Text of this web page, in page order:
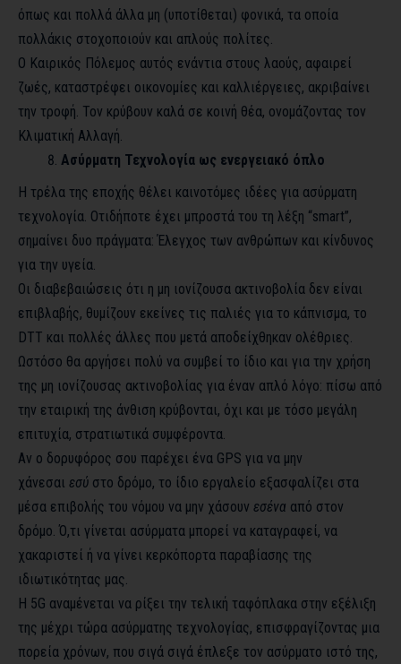
όπως και πολλά άλλα μη (υποτίθεται) φονικά, τα οποία
πολλάκις στοχοποιούν και απλούς πολίτες.
Ο Καιρικός Πόλεμος αυτός ενάντια στους λαούς, αφαιρεί
ζωές, καταστρέφει οικονομίες και καλλιέργειες, ακριβαίνει
την τροφή. Τον κρύβουν καλά σε κοινή θέα, ονομάζοντας τον
Κλιματική Αλλαγή.
Ασύρματη Τεχνολογία ως ενεργειακό όπλο
Η τρέλα της εποχής θέλει καινοτόμες ιδέες για ασύρματη
τεχνολογία. Οτιδήποτε έχει μπροστά του τη λέξη “smart”,
σημαίνει δυο πράγματα: Έλεγχος των ανθρώπων και κίνδυνος
για την υγεία.
Οι διαβεβαιώσεις ότι η μη ιονίζουσα ακτινοβολία δεν είναι
επιβλαβής, θυμίζουν εκείνες τις παλιές για το κάπνισμα, το
DTT και πολλές άλλες που μετά αποδείχθηκαν ολέθριες.
Ωστόσο θα αργήσει πολύ να συμβεί το ίδιο και για την χρήση
της μη ιονίζουσας ακτινοβολίας για έναν απλό λόγο: πίσω από
την εταιρική της άνθιση κρύβονται, όχι και με τόσο μεγάλη
επιτυχία, στρατιωτικά συμφέροντα.
Αν ο δορυφόρος σου παρέχει ένα GPS για να μην
χάνεσαι εσύ στο δρόμο, το ίδιο εργαλείο εξασφαλίζει στα
μέσα επιβολής του νόμου να μην χάσουν εσένα από στον
δρόμο. Ό,τι γίνεται ασύρματα μπορεί να καταγραφεί, να
χακαριστεί ή να γίνει κερκόπορτα παραβίασης της
ιδιωτικότητας μας.
H 5G αναμένεται να ρίξει την τελική ταφόπλακα στην εξέλιξη
της μέχρι τώρα ασύρματης τεχνολογίας, επισφραγίζοντας μια
πορεία χρόνων, που σιγά σιγά έπλεξε τον ασύρματο ιστό της,